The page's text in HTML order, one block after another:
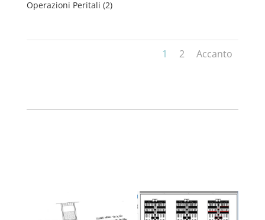
Operazioni Peritali (2)
1 2 Accanto